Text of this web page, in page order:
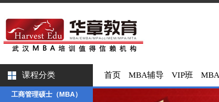
课程分类
工商管理硕士（MBA）
首页 MBA辅导 VIP班